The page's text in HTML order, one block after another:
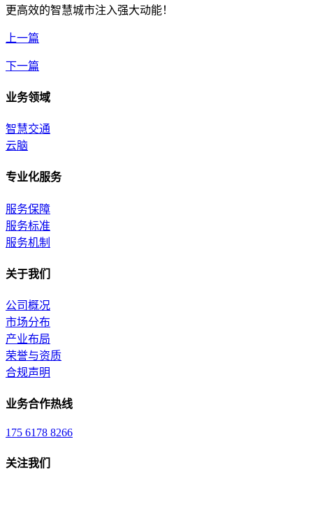
更高效的智慧城市注入强大动能！
上一篇
下一篇
业务领域
智慧交通
云脑
专业化服务
服务保障
服务标准
服务机制
关于我们
公司概况
市场分布
产业布局
荣誉与资质
合规声明
业务合作热线
175 6178 8266
关注我们